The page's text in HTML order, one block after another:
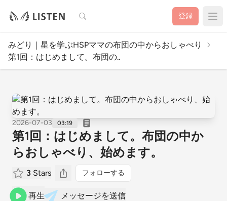
検索 登録
みどり｜星を学ぶHSPママの布団の中からおしゃべり
第1回：はじめまして。布団の..
2026-07-03 03:19
第1回：はじめまして。布団の中か
らおしゃべり、始めます。
3 Stars フォローする
再生 メッセージを送信